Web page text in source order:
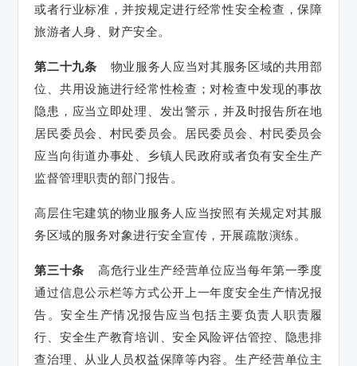
或者行业标准，并按规定进行经常性安全检查，保障
旅游者人身、财产安全。
第二十九条
物业服务人应当对其服务区域的共用部
位、共用设施进行经常性检查；对检查中发现的事故
隐患，应当立即处理、发出警示，并及时报告所在地
居民委员会、村民委员会。居民委员会、村民委员会
应当向街道办事处、乡镇人民政府或者负有安全生产
监督管理职责的部门报告。
高层住宅建筑的物业服务人应当按照有关规定对其服
务区域的服务对象进行安全宣传，开展疏散演练。
第三十条
高危行业生产经营单位应当每年第一季度
通过信息公示栏等方式公开上一年度安全生产情况报
告。安全生产情况报告应当包括主要负责人职责履
行、安全生产教育培训、安全风险评估管控、隐患排
查治理、从业人员权益保障等内容。生产经营单位主